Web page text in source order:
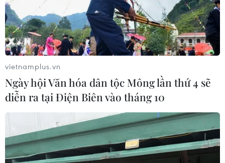
TIN CÙNG CHUYÊN MỤC
Ớt nhập khẩu từ Mexico khiến hàng
vietnamplus.vn
Ngày hội Văn hóa dân tộc Mông lần thứ 4 sẽ
diễn ra tại Điện Biên vào tháng 10